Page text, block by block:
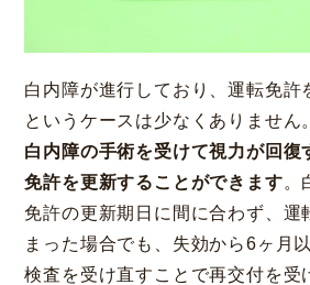
白内障が進行しており、運転免許
というケースは少なくありません
白内障の手術を受けて視力が回復
免許を更新することができます。
免許の更新期日に間に合わず、運
まった場合でも、失効から6ヶ月
検査を受け直すことで再交付を受